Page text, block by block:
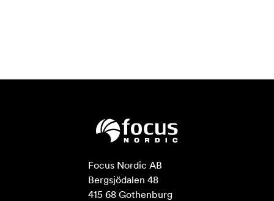
Focus Nordic AB
Bergsjödalen 48
415 68 Gothenburg